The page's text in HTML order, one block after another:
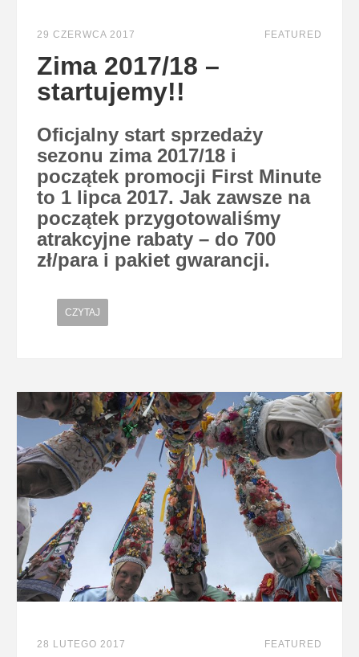
FEATURED
29 CZERWCA 2017
Zima 2017/18 –
startujemy!!
Oficjalny start sprzedaży
sezonu zima 2017/18 i
początek promocji First Minute
to 1 lipca 2017. Jak zawsze na
początek przygotowaliśmy
atrakcyjne rabaty – do 700
zł/para i pakiet gwarancji.
CZYTAJ
FEATURED
28 LUTEGO 2017